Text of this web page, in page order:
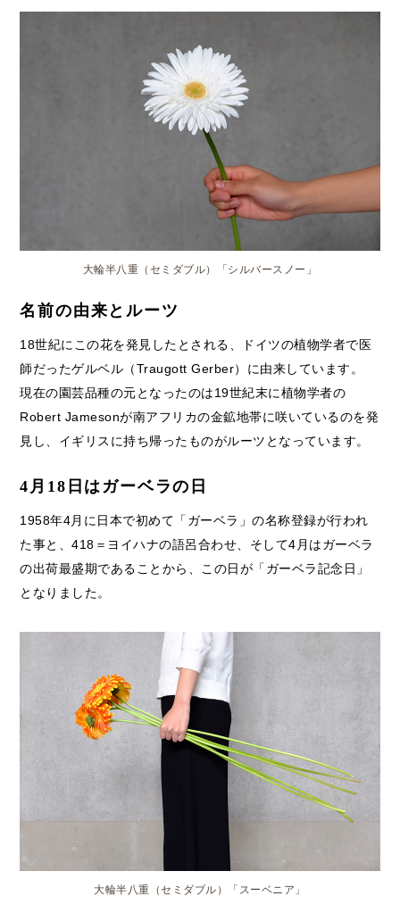
大輪半八重（セミダブル）「シルバースノー」
名前の由来とルーツ
18世紀にこの花を発見したとされる、ドイツの植物学者で医
師だったゲルベル（Traugott Gerber）に由来しています。
現在の園芸品種の元となったのは19世紀末に植物学者の
Robert Jamesonが南アフリカの金鉱地帯に咲いているのを発
見し、イギリスに持ち帰ったものがルーツとなっています。
4月18日はガーベラの日
1958年4月に日本で初めて「ガーベラ」の名称登録が行われ
た事と、418＝ヨイハナの語呂合わせ、そして4月はガーベラ
の出荷最盛期であることから、この日が「ガーベラ記念日」
となりました。
大輪半八重（セミダブル）「スーベニア」